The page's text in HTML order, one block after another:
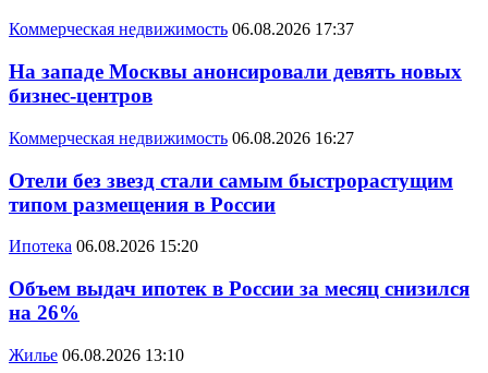
Коммерческая недвижимость 06.08.2026 17:37
На западе Москвы анонсировали девять новых
бизнес-центров
Коммерческая недвижимость 06.08.2026 16:27
Отели без звезд стали самым быстрорастущим
типом размещения в России
Ипотека 06.08.2026 15:20
Объем выдач ипотек в России за месяц снизился
на 26%
Жилье 06.08.2026 13:10